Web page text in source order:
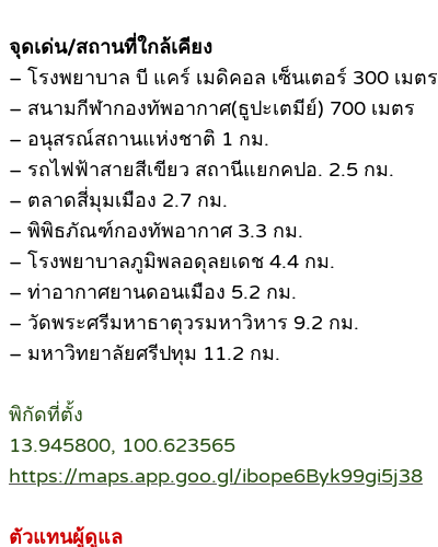
จุดเด่น/สถานที่ใกล้เคียง
– โรงพยาบาล บี แคร์ เมดิคอล เซ็นเตอร์ 300 เมตร
– สนามกีฬากองทัพอากาศ(ธูปะเตมีย์) 700 เมตร
– อนุสรณ์สถานแห่งชาติ 1 กม.
– รถไฟฟ้าสายสีเขียว สถานีแยกคปอ. 2.5 กม.
– ตลาดสี่มุมเมือง 2.7 กม.
– พิพิธภัณฑ์กองทัพอากาศ 3.3 กม.
– โรงพยาบาลภูมิพลอดุลยเดช 4.4 กม.
– ท่าอากาศยานดอนเมือง 5.2 กม.
– วัดพระศรีมหาธาตุวรมหาวิหาร 9.2 กม.
– มหาวิทยาลัยศรีปทุม 11.2 กม.
พิกัดที่ตั้ง
13.945800, 100.623565
https://maps.app.goo.gl/ibope6Byk99gi5j38
ตัวแทนผู้ดูแล